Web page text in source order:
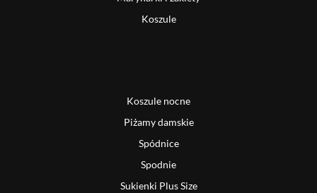
Koszule
Koszule nocne
Piżamy damskie
Spódnice
Spodnie
Sukienki Plus Size